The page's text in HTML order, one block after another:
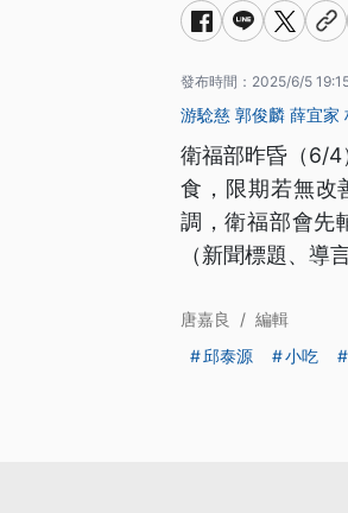
發布時間： 2025/6/5
游騐慈 郭俊麟 薛宜家
衛福部昨昏（6/4
食，限期若無改
調，衛福部會先
（新聞標題、導
唐嘉良 / 編輯
邱泰源
小吃